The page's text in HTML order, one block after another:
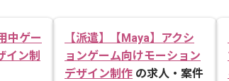
中ゲー
イン制
【派遣】【Maya】アクシ
ョンゲーム向けモーション
デザイン制作 の求人・案件